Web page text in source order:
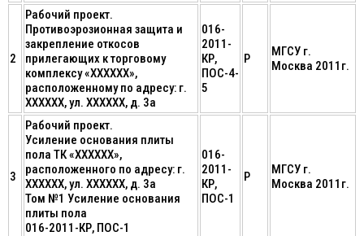
2
Рабочий проект.
Противоэрозионная защита и
закрепление откосов
прилегающих к торговому
комплексу «ХХХХХХ»,
расположенному по адресу: г.
ХХХХХХ, ул. ХХХХХХ, д. 3а
016-
2011-
КР,
ПОС-4-
5
Р
МГСУ г.
Москва 2011г.
3
Рабочий проект.
Усиление основания плиты
пола ТК «ХХХХХХ»,
расположенного по адресу: г.
ХХХХХХ, ул. ХХХХХХ, д. 3а
Том №1 Усиление основания
плиты пола
016-2011-КР, ПОС-1
016-
2011-
КР,
ПОС-1
Р
МГСУ г.
Москва 2011г.